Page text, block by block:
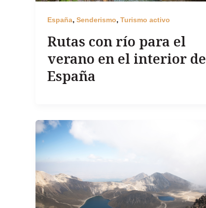
España, Senderismo, Turismo activo
Rutas con río para el
verano en el interior de
España